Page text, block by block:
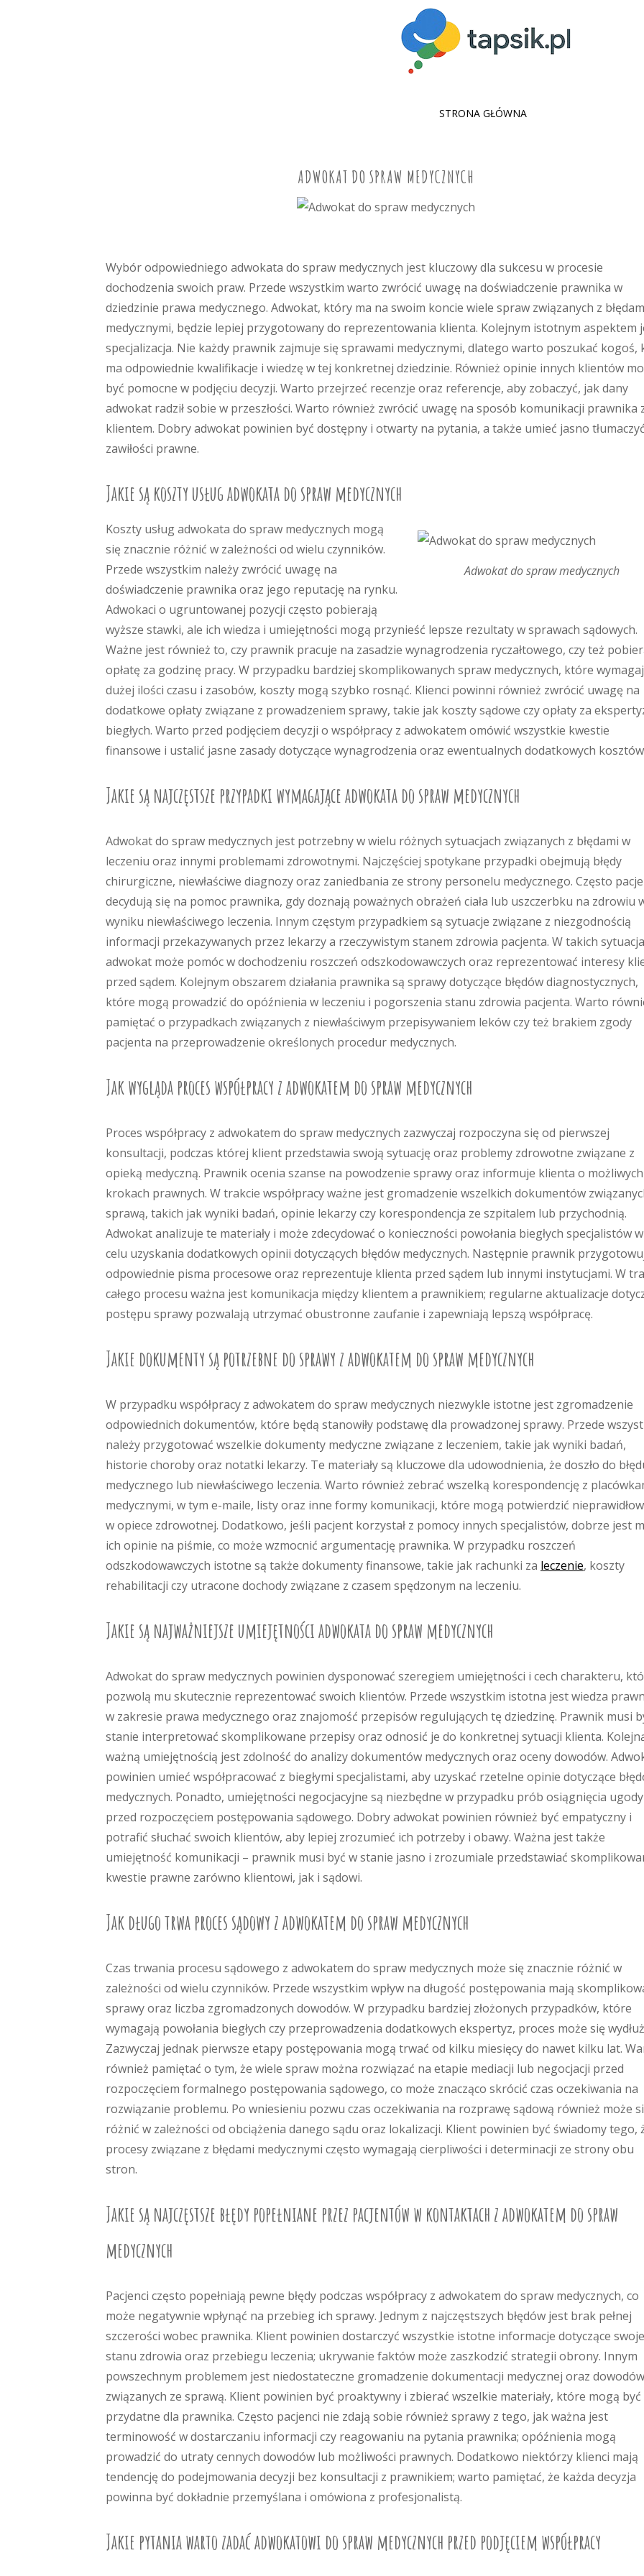
SKIP
STRONA GŁÓWNA
ADWOKAT DO SPRAW MEDYCZNYCH
Wybór odpowiedniego adwokata do spraw medycznych jest kluczowy dla sukcesu w procesie
dochodzenia swoich praw. Przede wszystkim warto zwrócić uwagę na doświadczenie prawnika w
dziedzinie prawa medycznego. Adwokat, który ma na swoim koncie wiele spraw związanych z
medycznymi, będzie lepiej przygotowany do reprezentowania klienta. Kolejnym istotnym aspektem
specjalizacja. Nie każdy prawnik zajmuje się sprawami medycznymi, dlatego warto poszukać kogoś,
ma odpowiednie kwalifikacje i wiedzę w tej konkretnej dziedzinie. Również opinie innych klientów
być pomocne w podjęciu decyzji. Warto przejrzeć recenzje oraz referencje, aby zobaczyć, jak dany
adwokat radził sobie w przeszłości. Warto również zwrócić uwagę na sposób komunikacji prawnika
klientem. Dobry adwokat powinien być dostępny i otwarty na pytania, a także umieć jasno tłumaczyć
zawiłości prawne.
Jakie są koszty usług adwokata do spraw medycznych
Adwokat do spraw medycznych
Koszty usług adwokata do spraw medycznych mogą
się znacznie różnić w zależności od wielu czynników.
Przede wszystkim należy zwrócić uwagę na
doświadczenie prawnika oraz jego reputację na rynku.
Adwokaci o ugruntowanej pozycji często pobierają
wyższe stawki, ale ich wiedza i umiejętności mogą przynieść lepsze rezultaty w sprawach sądowych.
Ważne jest również to, czy prawnik pracuje na zasadzie wynagrodzenia ryczałtowego, czy też
opłatę za godzinę pracy. W przypadku bardziej skomplikowanych spraw medycznych, które
dużej ilości czasu i zasobów, koszty mogą szybko rosnąć. Klienci powinni również zwrócić uwagę na
dodatkowe opłaty związane z prowadzeniem sprawy, takie jak koszty sądowe czy opłaty za
biegłych. Warto przed podjęciem decyzji o współpracy z adwokatem omówić wszystkie kwestie
finansowe i ustalić jasne zasady dotyczące wynagrodzenia oraz ewentualnych dodatkowych
Jakie są najczęstsze przypadki wymagające adwokata do spraw medycznych
Adwokat do spraw medycznych jest potrzebny w wielu różnych sytuacjach związanych z błędami w
leczeniu oraz innymi problemami zdrowotnymi. Najczęściej spotykane przypadki obejmują błędy
chirurgiczne, niewłaściwe diagnozy oraz zaniedbania ze strony personelu medycznego. Często
decydują się na pomoc prawnika, gdy doznają poważnych obrażeń ciała lub uszczerbku na zdrowiu
wyniku niewłaściwego leczenia. Innym częstym przypadkiem są sytuacje związane z niezgodnością
informacji przekazywanych przez lekarzy a rzeczywistym stanem zdrowia pacjenta. W takich
adwokat może pomóc w dochodzeniu roszczeń odszkodowawczych oraz reprezentować interesy
przed sądem. Kolejnym obszarem działania prawnika są sprawy dotyczące błędów diagnostycznych,
które mogą prowadzić do opóźnienia w leczeniu i pogorszenia stanu zdrowia pacjenta. Warto
pamiętać o przypadkach związanych z niewłaściwym przepisywaniem leków czy też brakiem zgody
pacjenta na przeprowadzenie określonych procedur medycznych.
Jak wygląda proces współpracy z adwokatem do spraw medycznych
Proces współpracy z adwokatem do spraw medycznych zazwyczaj rozpoczyna się od pierwszej
konsultacji, podczas której klient przedstawia swoją sytuację oraz problemy zdrowotne związane z
opieką medyczną. Prawnik ocenia szanse na powodzenie sprawy oraz informuje klienta o możliwych
krokach prawnych. W trakcie współpracy ważne jest gromadzenie wszelkich dokumentów
sprawą, takich jak wyniki badań, opinie lekarzy czy korespondencja ze szpitalem lub przychodnią.
Adwokat analizuje te materiały i może zdecydować o konieczności powołania biegłych specjalistów w
celu uzyskania dodatkowych opinii dotyczących błędów medycznych. Następnie prawnik
odpowiednie pisma procesowe oraz reprezentuje klienta przed sądem lub innymi instytucjami. W
całego procesu ważna jest komunikacja między klientem a prawnikiem; regularne aktualizacje
postępu sprawy pozwalają utrzymać obustronne zaufanie i zapewniają lepszą współpracę.
Jakie dokumenty są potrzebne do sprawy z adwokatem do spraw medycznych
W przypadku współpracy z adwokatem do spraw medycznych niezwykle istotne jest zgromadzenie
odpowiednich dokumentów, które będą stanowiły podstawę dla prowadzonej sprawy. Przede
należy przygotować wszelkie dokumenty medyczne związane z leczeniem, takie jak wyniki badań,
historie choroby oraz notatki lekarzy. Te materiały są kluczowe dla udowodnienia, że doszło do
medycznego lub niewłaściwego leczenia. Warto również zebrać wszelką korespondencję z
medycznymi, w tym e-maile, listy oraz inne formy komunikacji, które mogą potwierdzić
w opiece zdrowotnej. Dodatkowo, jeśli pacjent korzystał z pomocy innych specjalistów, dobrze jest
ich opinie na piśmie, co może wzmocnić argumentację prawnika. W przypadku roszczeń
odszkodowawczych istotne są także dokumenty finansowe, takie jak rachunki za leczenie, koszty
rehabilitacji czy utracone dochody związane z czasem spędzonym na leczeniu.
Jakie są najważniejsze umiejętności adwokata do spraw medycznych
Adwokat do spraw medycznych powinien dysponować szeregiem umiejętności i cech charakteru,
pozwolą mu skutecznie reprezentować swoich klientów. Przede wszystkim istotna jest wiedza
w zakresie prawa medycznego oraz znajomość przepisów regulujących tę dziedzinę. Prawnik musi
stanie interpretować skomplikowane przepisy oraz odnosić je do konkretnej sytuacji klienta.
ważną umiejętnością jest zdolność do analizy dokumentów medycznych oraz oceny dowodów.
powinien umieć współpracować z biegłymi specjalistami, aby uzyskać rzetelne opinie dotyczące
medycznych. Ponadto, umiejętności negocjacyjne są niezbędne w przypadku prób osiągnięcia ugody
przed rozpoczęciem postępowania sądowego. Dobry adwokat powinien również być empatyczny i
potrafić słuchać swoich klientów, aby lepiej zrozumieć ich potrzeby i obawy. Ważna jest także
umiejętność komunikacji – prawnik musi być w stanie jasno i zrozumiale przedstawiać
kwestie prawne zarówno klientowi, jak i sądowi.
Jak długo trwa proces sądowy z adwokatem do spraw medycznych
Czas trwania procesu sądowego z adwokatem do spraw medycznych może się znacznie różnić w
zależności od wielu czynników. Przede wszystkim wpływ na długość postępowania mają
sprawy oraz liczba zgromadzonych dowodów. W przypadku bardziej złożonych przypadków, które
wymagają powołania biegłych czy przeprowadzenia dodatkowych ekspertyz, proces może się
Zazwyczaj jednak pierwsze etapy postępowania mogą trwać od kilku miesięcy do nawet kilku lat.
również pamiętać o tym, że wiele spraw można rozwiązać na etapie mediacji lub negocjacji przed
rozpoczęciem formalnego postępowania sądowego, co może znacząco skrócić czas oczekiwania na
rozwiązanie problemu. Po wniesieniu pozwu czas oczekiwania na rozprawę sądową również może
różnić w zależności od obciążenia danego sądu oraz lokalizacji. Klient powinien być świadomy tego,
procesy związane z błędami medycznymi często wymagają cierpliwości i determinacji ze strony obu
stron.
Jakie są najczęstsze błędy popełniane przez pacjentów w kontaktach z adwokatem do spraw
medycznych
Pacjenci często popełniają pewne błędy podczas współpracy z adwokatem do spraw medycznych, co
może negatywnie wpłynąć na przebieg ich sprawy. Jednym z najczęstszych błędów jest brak pełnej
szczerości wobec prawnika. Klient powinien dostarczyć wszystkie istotne informacje dotyczące
stanu zdrowia oraz przebiegu leczenia; ukrywanie faktów może zaszkodzić strategii obrony. Innym
powszechnym problemem jest niedostateczne gromadzenie dokumentacji medycznej oraz dowodów
związanych ze sprawą. Klient powinien być proaktywny i zbierać wszelkie materiały, które mogą być
przydatne dla prawnika. Często pacjenci nie zdają sobie również sprawy z tego, jak ważna jest
terminowość w dostarczaniu informacji czy reagowaniu na pytania prawnika; opóźnienia mogą
prowadzić do utraty cennych dowodów lub możliwości prawnych. Dodatkowo niektórzy klienci mają
tendencję do podejmowania decyzji bez konsultacji z prawnikiem; warto pamiętać, że każda decyzja
powinna być dokładnie przemyślana i omówiona z profesjonalistą.
Jakie pytania warto zadać adwokatowi do spraw medycznych przed podjęciem współpracy